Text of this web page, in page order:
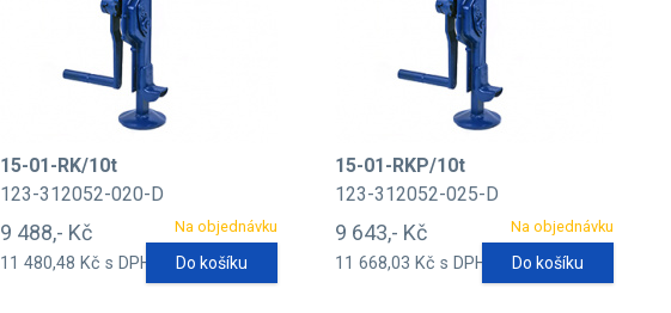
15-01-RK/10t
123-312052-020-D
Na objednávku
9 488,- Kč
11 480,48 Kč s DPH Do košíku
15-01-RKP/10t
123-312052-025-D
Na objednávku
9 643,- Kč
11 668,03 Kč s DPH Do košíku